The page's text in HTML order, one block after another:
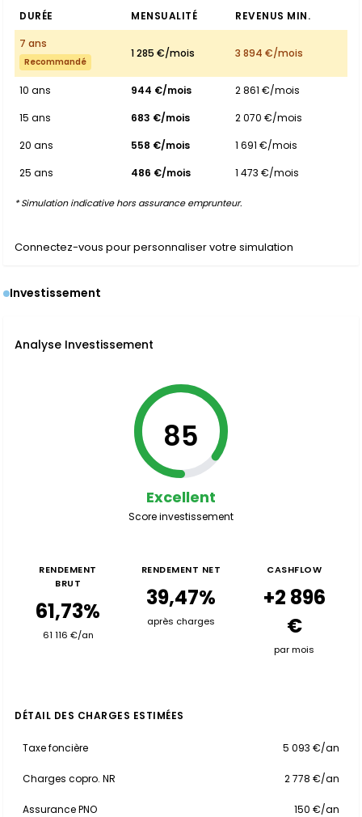
DURÉE MENSUALITÉ
REVENUS MIN.
7 ans
Recommandé
1 285 €/mois 3 894 €/mois
10 ans 944 €/mois
2 861 €/mois
15 ans
683 €/mois
2 070 €/mois
20 ans
558 €/mois
1 691 €/mois
25 ans
486 €/mois 1 473 €/mois
* Simulation indicative hors assurance emprunteur.
Connectez-vous pour personnaliser votre simulation
Investissement
Analyse Investissement
85
Excellent
Score investissement
RENDEMENT
BRUT
61,73%
61 116 €/an
RENDEMENT NET
39,47%
après charges
CASHFLOW
+2 896
€
par mois
DÉTAIL DES CHARGES ESTIMÉES
Taxe foncière 5 093 €/an
Charges copro. NR 2 778 €/an
Assurance PNO 150 €/an